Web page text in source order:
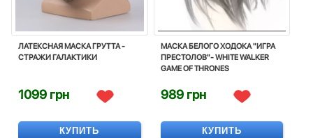
ЛАТЕКСНАЯ МАСКА ГРУТТА -
СТРАЖИ ГАЛАКТИКИ
1099 грн
КУПИТЬ
МАСКА БЕЛОГО ХОДОКА "ИГРА
ПРЕСТОЛОВ"- WHITE WALKER
GAME OF THRONES
989 грн
КУПИТЬ